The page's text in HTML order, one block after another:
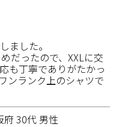
ました。
だったので、XXLに交
も丁寧でありがたかっ
ンランク上のシャツで
府 30代 男性